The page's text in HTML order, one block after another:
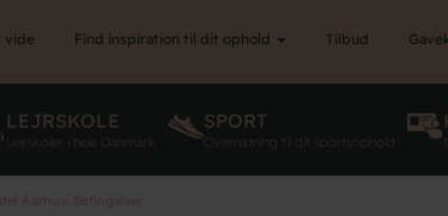
vide Find inspiration til dit ophold Tilbud
LEJRSKOLE
Lejrskoler i hele Danmark
SPORT
Overnatning til dit sportsophold